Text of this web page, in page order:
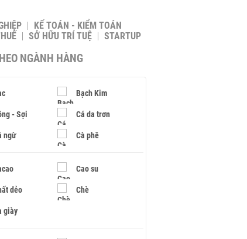
KẾ TOÁN - KIỂM TOÁN
SỞ HỮU TRÍ TUỆ
STARTUP
NGÀNH HÀNG
Bạch Kim
- Sợi Cá da trơn
ngừ Cà phê
Cao su
dẻo Chè
giày